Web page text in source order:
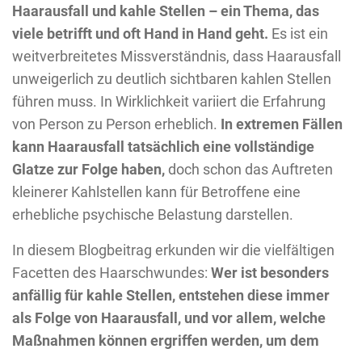
Haarausfall und kahle Stellen – ein Thema, das
viele betrifft und oft Hand in Hand geht. Es ist ein
weitverbreitetes Missverständnis, dass Haarausfall
unweigerlich zu deutlich sichtbaren kahlen Stellen
führen muss. In Wirklichkeit variiert die Erfahrung
von Person zu Person erheblich. In extremen Fällen
kann Haarausfall tatsächlich eine vollständige
Glatze zur Folge haben, doch schon das Auftreten
kleinerer Kahlstellen kann für Betroffene eine
erhebliche psychische Belastung darstellen.
In diesem Blogbeitrag erkunden wir die vielfältigen
Facetten des Haarschwundes: Wer ist besonders
anfällig für kahle Stellen, entstehen diese immer
als Folge von Haarausfall, und vor allem, welche
Maßnahmen können ergriffen werden, um dem